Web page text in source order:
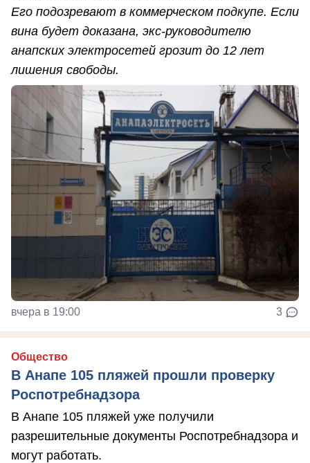
Его подозревают в коммерческом подкупе. Если
вина будет доказана, экс-руководителю
анапских электросетей грозит до 12 лет
лишения свободы.
вчера в 19:00 3
Общество
В Анапе 105 пляжей прошли проверку
Роспотребнадзора
В Анапе 105 пляжей уже получили
разрешительные документы Роспотребнадзора и
могут работать.